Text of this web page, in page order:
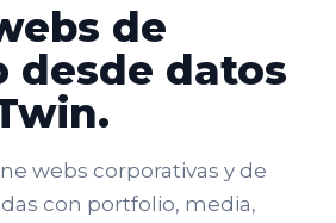
de
desde datos
webs corporativas y de
con portfolio, media,